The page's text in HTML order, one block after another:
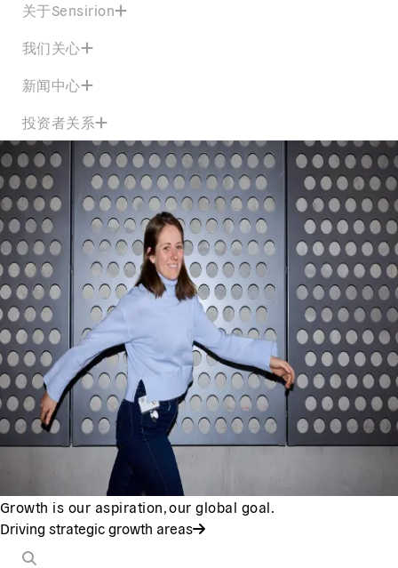
关于Sensirion
我们关心
新闻中心
投资者关系
Growth is our aspiration, our global goal.
Driving strategic growth areas